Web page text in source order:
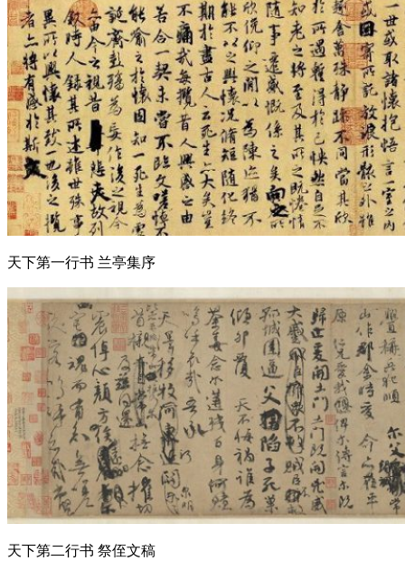
天下第一行书 兰亭集序
天下第二行书 祭侄文稿